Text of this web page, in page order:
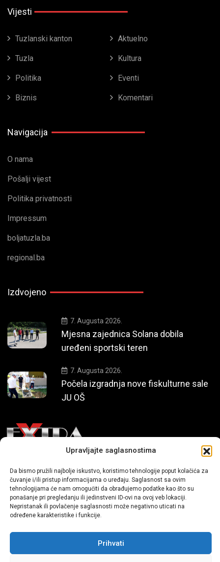
Upravljajte saglasnostima
Da bismo pružili najbolje iskustvo, koristimo tehnologije poput kolačića za
čuvanje i/ili pristup informacijama o uređaju. Saglasnost sa ovim
tehnologijama će nam omogućiti da obrađujemo podatke kao što su
ponašanje pri pregledanju ili jedinstveni ID-ovi na ovoj veb lokaciji.
Nepristanak ili povlačenje saglasnosti može negativno uticati na
određene karakteristike i funkcije.
Prihvati
Vijesti
Tuzlanski kanton Aktuelno
Tuzla Kultura
Politika Eventi
Biznis Komentari
Navigacija
O nama
Pošalji vijest
Politika privatnosti
Impressum
boljatuzla.ba
regional.ba
Izdvojeno
7. Augusta 2026.
Mjesna zajednica Solana dobila
uređeni sportski teren
7. Augusta 2026.
Počela izgradnja nove fiskulturne sale
JU OŠ
Mi smo moderni portal zabavnog karaktera koji donosi vijesti i
priče iz života, svijeta showbiza, lifestyle-a i popularne kulture.